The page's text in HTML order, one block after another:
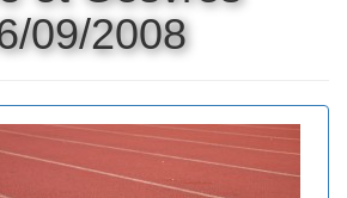
09/2008